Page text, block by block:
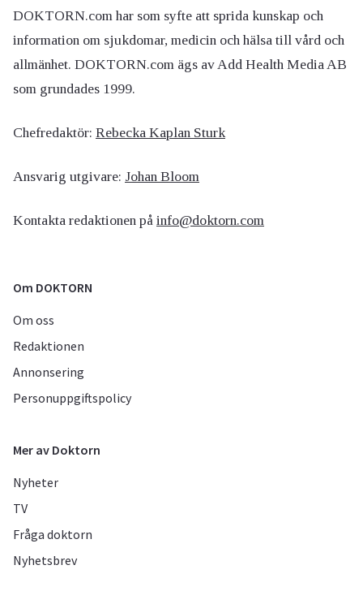
DOKTORN.com har som syfte att sprida kunskap och
information om sjukdomar, medicin och hälsa till vård och
allmänhet. DOKTORN.com ägs av Add Health Media AB
som grundades 1999.
Chefredaktör: Rebecka Kaplan Sturk
Ansvarig utgivare: Johan Bloom
Kontakta redaktionen på info@doktorn.com
Om DOKTORN
Om oss
Redaktionen
Annonsering
Personuppgiftspolicy
Mer av Doktorn
Nyheter
TV
Fråga doktorn
Nyhetsbrev